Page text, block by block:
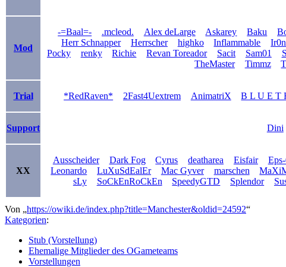
Mod
-=Baal=- .mcleod. Alex deLarge Askarey Baku
Herr Schnapper
Herrscher highko Inflammable
Pocky
renky Richie Revan Toreador Sacit Sam01
TheMaster
Timmz
Trial *RedRaven* 2Fast4Uextrem AnimatriX B L U E T
Support Dini
XX
Ausscheider Dark Fog Cyrus deatharea Eisfair
Leonardo
LuXuSdEalEr Mac Gyver marschen
sLy
SoCkEnRoCkEn SpeedyGTD Splendor
Von „https://owiki.de/index.php?title=Manchester&oldid=24592“
Kategorien:
Stub (Vorstellung)
Ehemalige Mitglieder des OGameteams
Vorstellungen